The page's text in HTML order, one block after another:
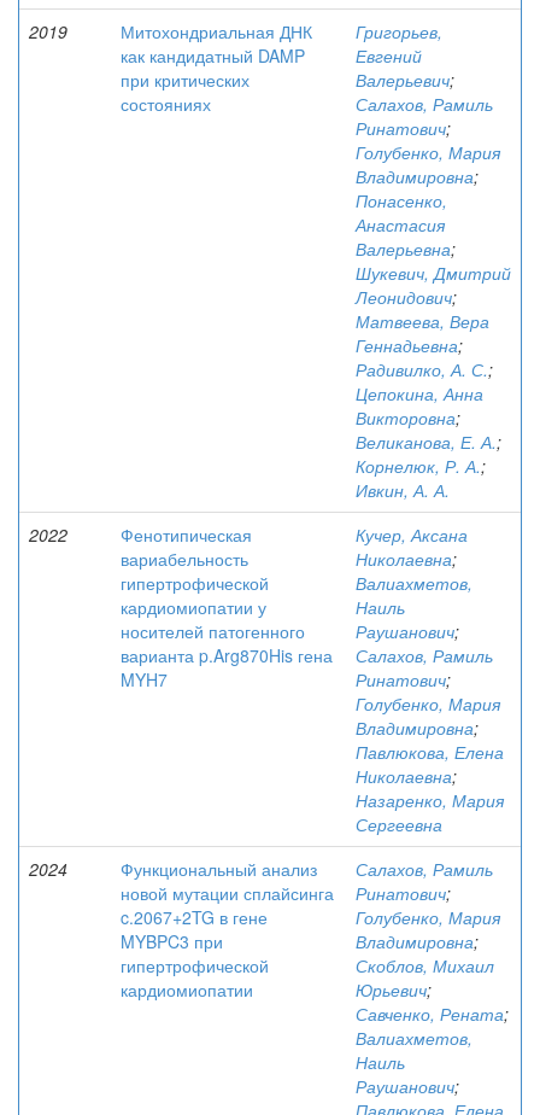
2019
Митохондриальная ДНК
как кандидатный DAMP
при критических
состояниях
Григорьев,
Евгений
Валерьевич;
Салахов, Рамиль
Ринатович;
Голубенко, Мария
Владимировна;
Понасенко,
Анастасия
Валерьевна;
Шукевич, Дмитрий
Леонидович;
Матвеева, Вера
Геннадьевна;
Радивилко, А. С.;
Цепокина, Анна
Викторовна;
Великанова, Е. А.;
Корнелюк, Р. А.;
Ивкин, А. А.
2022
Фенотипическая
вариабельность
гипертрофической
кардиомиопатии у
носителей патогенного
варианта p.Arg870His гена
MYH7
Кучер, Аксана
Николаевна;
Валиахметов,
Наиль
Раушанович;
Салахов, Рамиль
Ринатович;
Голубенко, Мария
Владимировна;
Павлюкова, Елена
Николаевна;
Назаренко, Мария
Сергеевна
2024
Функциональный анализ
новой мутации сплайсинга
c.2067+2TG в гене
MYBPC3 при
гипертрофической
кардиомиопатии
Салахов, Рамиль
Ринатович;
Голубенко, Мария
Владимировна;
Скоблов, Михаил
Юрьевич;
Савченко, Рената;
Валиахметов,
Наиль
Раушанович;
Павлюкова, Елена